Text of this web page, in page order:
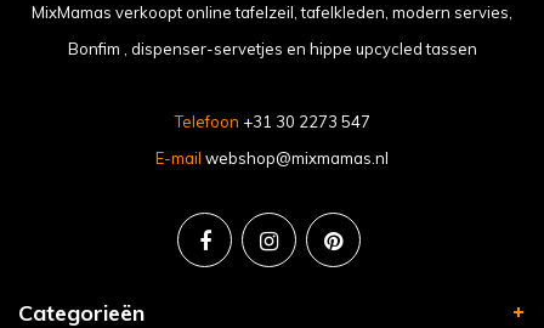
MixMamas verkoopt online tafelzeil, tafelkleden, modern servies,
Bonfim , dispenser-servetjes en hippe upcycled tassen
Telefoon +31 30 2273 547
E-mail webshop@mixmamas.nl
Categorieën